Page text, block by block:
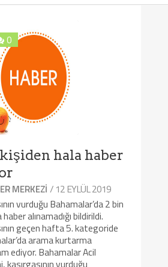
0
hala haber
MERKEZI / 12 EYLÜL 2019
vurduğu Bahamalar’da 2 bin
alınamadığı bildirildi.
geçen hafta 5. kategoride
arama kurtarma
ediyor. Bahamalar Acil